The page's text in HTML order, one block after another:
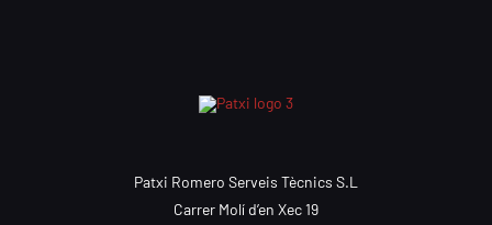
Patxi Romero Serveis Tècnics S.L
Carrer Molí d’en Xec 19